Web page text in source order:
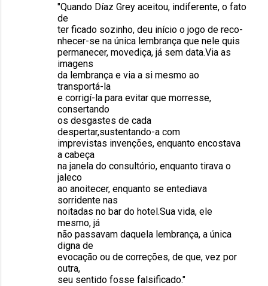
"Quando Díaz Grey aceitou, indiferente, o fato
de
ter ficado sozinho, deu início o jogo de reco-
nhecer-se na única lembrança que nele quis
permanecer, movediça, já sem data.Via as
imagens
da lembrança e via a si mesmo ao
transportá-la
e corrigí-la para evitar que morresse,
consertando
os desgastes de cada
despertar,sustentando-a com
imprevistas invenções, enquanto encostava
a cabeça
na janela do consultório, enquanto tirava o
jaleco
ao anoitecer, enquanto se entediava
sorridente nas
noitadas no bar do hotel.Sua vida, ele
mesmo, já
não passavam daquela lembrança, a única
digna de
evocação ou de correções, de que, vez por
outra,
seu sentido fosse falsificado."